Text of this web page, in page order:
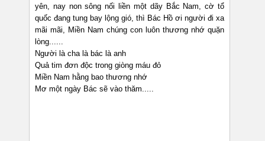
yên, nay non sông nối liền một dãy Bắc Nam, cờ tổ
quốc đang tung bay lộng gió, thì Bác Hồ ơi người đi xa
mãi mãi, Miền Nam chúng con luôn thương nhớ quặn
lòng......
Người là cha là bác là anh
Quả tim đơn độc trong giòng máu đỏ
Miền Nam hằng bao thương nhớ
Mơ một ngày Bác sẽ vào thăm.....